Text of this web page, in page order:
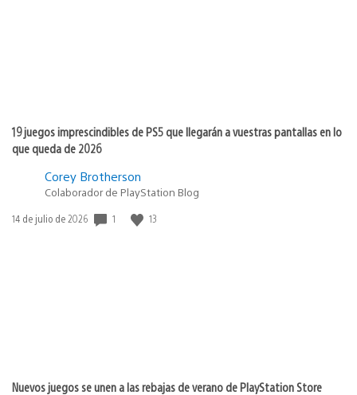
19 juegos imprescindibles de PS5 que llegarán a vuestras pantallas en lo
que queda de 2026
Corey Brotherson
Colaborador de PlayStation Blog
Fecha
14 de julio de 2026 1 13
Nuevos juegos se unen a las rebajas de verano de PlayStation Store